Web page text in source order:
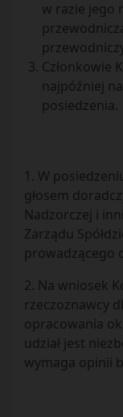
w razie jego
Członkowie
najpóźniej
posiedzenia.
1. W
głosem
Nadzorczej i
Zarządu
prowadzącego
2. Na wniosek
rzeczoznawcy
opracowania
udział jest
wymaga opinii